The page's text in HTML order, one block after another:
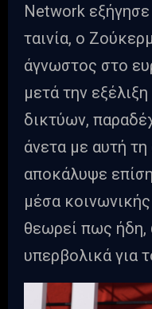
Network εξήγησε
ταινία, ο
άγνωστος στο
μετά την
δικτύων,
άνετα με αυτή
αποκάλυψε
μέσα
θεωρεί πως ήδη,
υπερβολικά για